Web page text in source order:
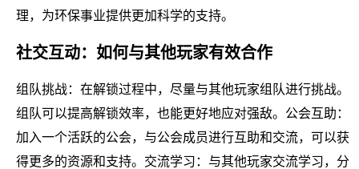
理，为环保事业提供更加科学的支持。
社交互动：如何与其他玩家有效合作
组队挑战：在解锁过程中，尽量与其他玩家组队进行挑战。
组队可以提高解锁效率，也能更好地应对强敌。公会互助：
加入一个活跃的公会，与公会成员进行互助和交流，可以获
得更多的资源和支持。交流学习：与其他玩家交流学习，分